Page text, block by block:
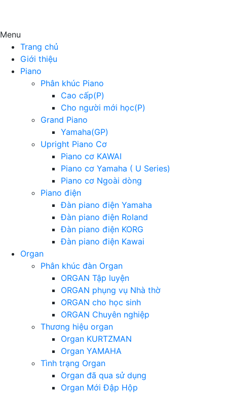
Menu
Trang chủ
Giới thiệu
Piano
Phân khúc Piano
Cao cấp(P)
Cho người mới học(P)
Grand Piano
Yamaha(GP)
Upright Piano Cơ
Piano cơ KAWAI
Piano cơ Yamaha ( U Series)
Piano cơ Ngoài dòng
Piano điện
Đàn piano điện Yamaha
Đàn piano điện Roland
Đàn piano điện KORG
Đàn piano điện Kawai
Organ
Phân khúc đàn Organ
ORGAN Tập luyện
ORGAN phụng vụ Nhà thờ
ORGAN cho học sinh
ORGAN Chuyên nghiệp
Thương hiệu organ
Organ KURTZMAN
Organ YAMAHA
Tình trạng Organ
Organ đã qua sử dụng
Organ Mới Đập Hộp